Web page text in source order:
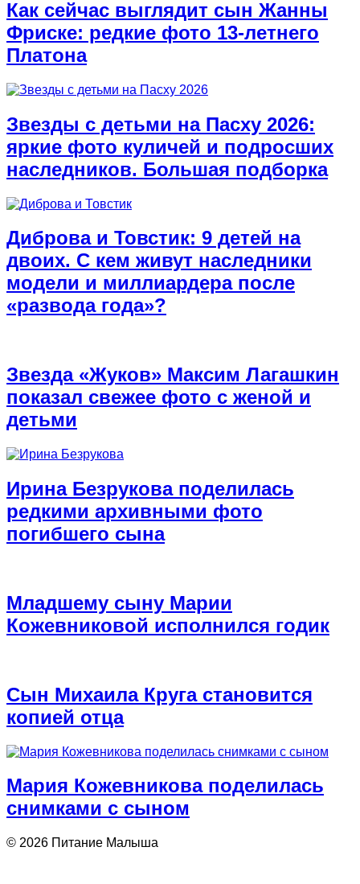
Как сейчас выглядит сын Жанны
Фриске: редкие фото 13-летнего
Платона
Звезды с детьми на Пасху 2026:
яркие фото куличей и подросших
наследников. Большая подборка
Диброва и Товстик: 9 детей на
двоих. С кем живут наследники
модели и миллиардера после
«развода года»?
Звезда «Жуков» Максим Лагашкин
показал свежее фото с женой и
детьми
Ирина Безрукова поделилась
редкими архивными фото
погибшего сына
Младшему сыну Марии
Кожевниковой исполнился годик
Сын Михаила Круга становится
копией отца
Мария Кожевникова поделилась
снимками с сыном
© 2026 Питание Малыша